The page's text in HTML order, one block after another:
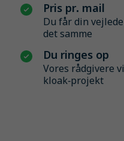
Pris pr. mail
Du får din
det samme
Du ringes op
Vores rådgivere
kloak-projekt